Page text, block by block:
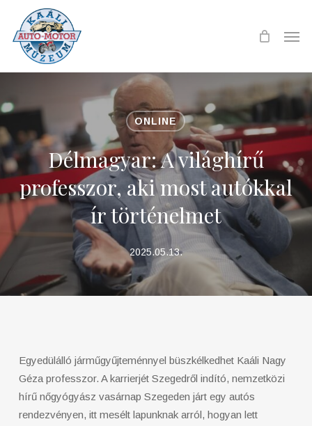
main
content
ONLINE
Délmagyar: A világhírű
professzor, aki most autókkal
ír történelmet
2025.05.13.
Egyedülálló járműgyűjteménnyel büszkélkedhet Kaáli Nagy
Géza professzor. A karrierjét Szegedről indító, nemzetközi
hírű nőgyógyász vasárnap Szegeden járt egy autós
rendezvényen, itt mesélt lapunknak arról, hogyan lett